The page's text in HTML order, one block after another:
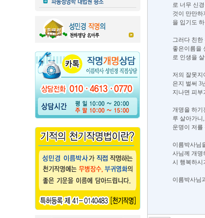
로 너무 신
것이 만만하
을 입기도
그러다 친한
좋은이름을
로 인생을
저의 잘못지
은지 벌써 3
지나면 피부
개명을 하기
루 살아가니
운명이 저를
이름박사님
사님께 개명
시 행복하시
이름박사님